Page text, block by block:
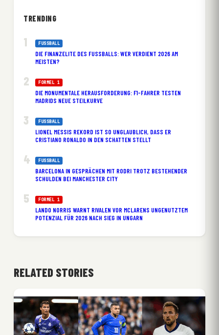
TRENDING
FUSSBALL
DIE FINANZELITE DES FUSSBALLS: WER VERDIENT 2026 AM M
EISTEN?
FORMEL 1
DIE MONUMENTALE HERAUSFORDERUNG: F1-FAHRER TESTEN
MADRIDS NEUE STEILKURVE
FUSSBALL
LIONEL MESSIS REKORD IST SO UNGLAUBLICH, DASS ER
CRISTIANO RONALDO IN DEN SCHATTEN STELLT
FUSSBALL
BARCELONA IN GESPRÄCHEN MIT RODRI TROTZ BESTEHENDER
SCHULDEN BEI MANCHESTER CITY
FORMEL 1
LANDO NORRIS WARNT RIVALEN VOR MCLARENS UNGENUTZTEM
POTENZIAL FÜR 2026 NACH SIEG IN UNGARN
RELATED STORIES